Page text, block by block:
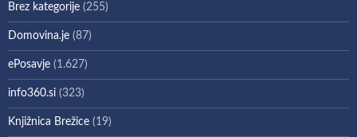
Brez kategorije (255)
Domovina.je (87)
ePosavje (1.627)
info360.si (323)
Knjižnica Brežice (19)